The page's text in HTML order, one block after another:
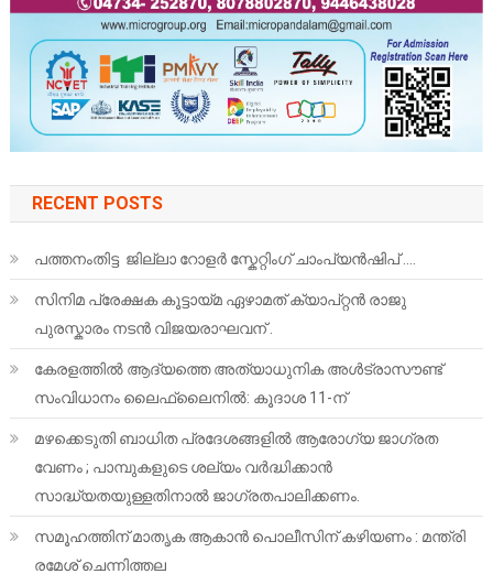
RECENT POSTS
പത്തനംതിട്ട ജില്ലാ റോളർ സ്കേറ്റിംഗ് ചാംപ്യൻഷിപ് ….
സിനിമ പ്രേക്ഷക കൂട്ടായ്മ ഏഴാമത് ക്യാപ്റ്റൻ രാജു
പുരസ്കാരം നടൻ വിജയരാഘവന് .
കേരളത്തിൽ ആദ്യത്തെ അത്യാധുനിക അൾട്രാസൗണ്ട്
സംവിധാനം ലൈഫ്‌ലൈനിൽ: കൂദാശ 11-ന്
മഴക്കെടുതി ബാധിത പ്രദേശങ്ങളിൽ ആരോഗ്യ ജാഗ്രത
വേണം ; പാമ്പുകളുടെ ശല്യം വർദ്ധിക്കാൻ
സാദ്ധ്യതയുള്ളതിനാൽ ജാഗ്രതപാലിക്കണം.
സമൂഹത്തിന് മാതൃക ആകാൻ പൊലീസിന് കഴിയണം : മന്ത്രി
രമേശ് ചെന്നിത്തല